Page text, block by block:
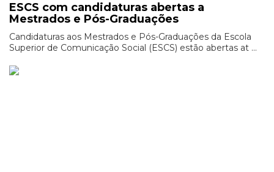
ESCS com candidaturas abertas a
Mestrados e Pós-Graduações
Candidaturas aos Mestrados e Pós-Graduações da Escola
Superior de Comunicação Social (ESCS) estão abertas at ...